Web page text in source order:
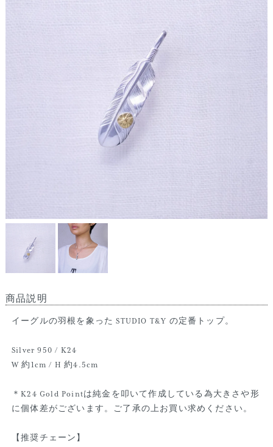
商品説明
イーグルの羽根を象った STUDIO T&Y の定番トップ。
Silver 950 / K24
W 約1cm / H 約4.5cm
＊K24 Gold Pointは純金を叩いて作成している為大きさや形
に個体差がございます。ご了承の上お買い求めください。
【推奨チェーン】